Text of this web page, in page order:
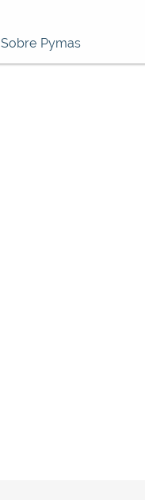
Sobre Pymas